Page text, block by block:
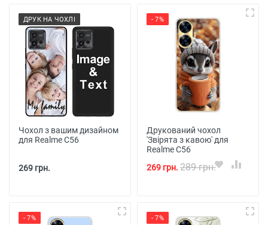
ДРУК НА ЧОХЛІ
Чохол з вашим дизайном
для Realme C56
269 грн.
- 7%
Друкований чохол
'Звірята з кавою' для
Realme C56
269 грн. 289 грн.
- 7% - 7%